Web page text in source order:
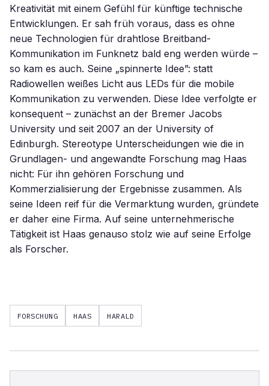
Kreativität mit einem Gefühl für künftige technische
Entwicklungen. Er sah früh voraus, dass es ohne
neue Technologien für drahtlose Breitband-
Kommunikation im Funknetz bald eng werden würde –
so kam es auch. Seine „spinnerte Idee”: statt
Radiowellen weißes Licht aus LEDs für die mobile
Kommunikation zu verwenden. Diese Idee verfolgte er
konsequent – zunächst an der Bremer Jacobs
University und seit 2007 an der University of
Edinburgh. Stereotype Unterscheidungen wie die in
Grundlagen- und angewandte Forschung mag Haas
nicht: Für ihn gehören Forschung und
Kommerzialisierung der Ergebnisse zusammen. Als
seine Ideen reif für die Vermarktung wurden, gründete
er daher eine Firma. Auf seine unternehmerische
Tätigkeit ist Haas genauso stolz wie auf seine Erfolge
als Forscher.
FORSCHUNG HAAS HARALD